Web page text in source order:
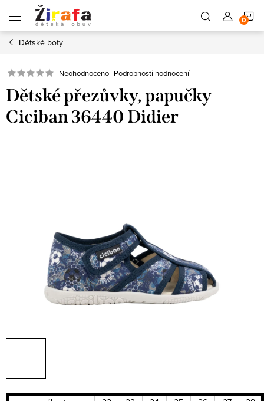
obsah
Dětské boty
Neohodnoceno Podrobnosti hodnocení
Dětské přezůvky, papučky
Ciciban 36440 Didier